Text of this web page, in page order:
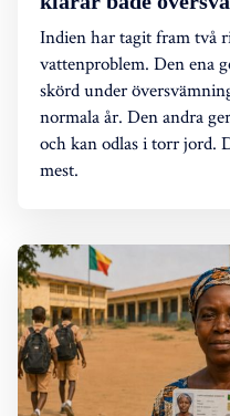
Indien har tagit fram två
vattenproblem. Den ena
skörd under
normala år. Den andra
och kan odlas i torr jord.
mest.